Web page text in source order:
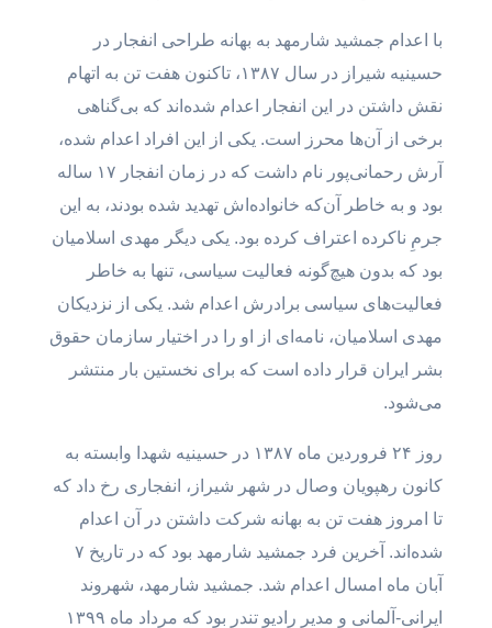
با اعدام جمشید شارمهد به بهانه طراحی انفجار در
حسینیه شیراز در سال ۱۳۸۷، تاکنون هفت تن به اتهام
نقش داشتن در این انفجار اعدام شده‌اند که بی‌گناهی
برخی از آن‌ها محرز است. یکی از این افراد اعدام شده،
آرش رحمانی‌پور نام داشت که در زمان انفجار ۱۷ ساله
بود و به خاطر آن‌که خانواده‌اش تهدید شده بودند، به این
جرمِ ناکرده اعتراف کرده بود. یکی دیگر مهدی اسلامیان
بود که بدون هیچ‌گونه فعالیت سیاسی، تنها به خاطر
فعالیت‌های سیاسی برادرش اعدام شد. یکی از نزدیکان
مهدی اسلامیان، نامه‌ای از او را در اختیار سازمان حقوق
بشر ایران قرار داده است که برای نخستین بار منتشر
می‌شود.
روز ۲۴ فروردین ماه ۱۳۸۷ در حسینیه شهدا وابسته به
کانون رهپویان وصال در شهر شیراز، انفجاری رخ داد که
تا امروز هفت تن به بهانه شرکت داشتن در آن اعدام
شده‌اند. آخرین فرد جمشید شارمهد بود که در تاریخ ۷
آبان ماه امسال اعدام شد. جمشید شارمهد، شهروند
ایرانی-آلمانی و مدیر رادیو تندر بود که مرداد ماه ۱۳۹۹